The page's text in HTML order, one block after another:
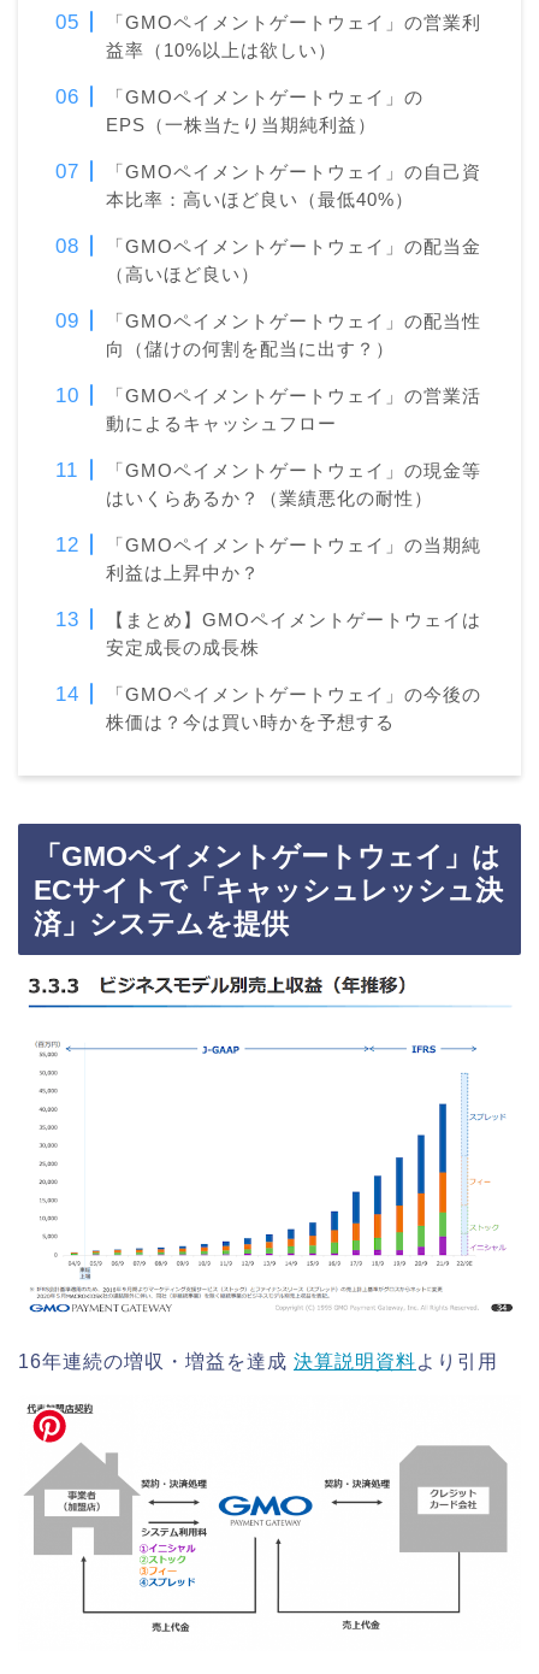
「GMOペイメントゲートウェイ」の営業利
益率（10%以上は欲しい）
「GMOペイメントゲートウェイ」の
EPS（一株当たり当期純利益）
「GMOペイメントゲートウェイ」の自己資
本比率：高いほど良い（最低40%）
「GMOペイメントゲートウェイ」の配当金
（高いほど良い）
「GMOペイメントゲートウェイ」の配当性
向（儲けの何割を配当に出す？）
「GMOペイメントゲートウェイ」の営業活
動によるキャッシュフロー
「GMOペイメントゲートウェイ」の現金等
はいくらあるか？（業績悪化の耐性）
「GMOペイメントゲートウェイ」の当期純
利益は上昇中か？
【まとめ】GMOペイメントゲートウェイは
安定成長の成長株
「GMOペイメントゲートウェイ」の今後の
株価は？今は買い時かを予想する
「GMOペイメントゲートウェイ」は
ECサイトで「キャッシュレッシュ決
済」システムを提供
16年連続の増収・増益を達成 決算説明資料より引用